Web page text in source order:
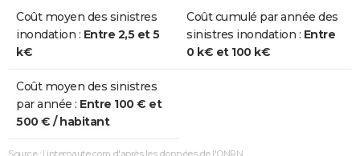
Coût moyen des sinistres
inondation : Entre 2,5 et 5
k€
Coût cumulé par année des
sinistres inondation : Entre
0 k€ et 100 k€
Coût moyen des sinistres
par année : Entre 100 € et
500 € / habitant
Source : Linternaute.com d'après les données de l'ONRN